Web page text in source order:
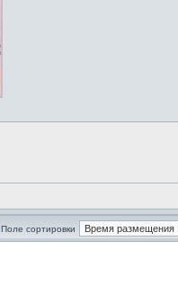
Поле сортировки